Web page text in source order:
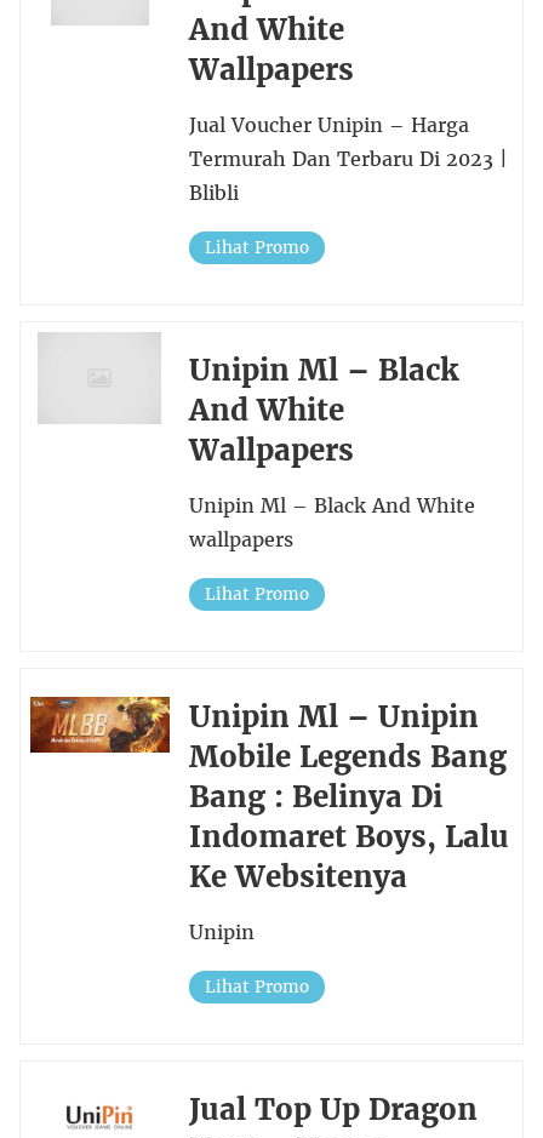
And White
Wallpapers
Jual Voucher Unipin – Harga
Termurah Dan Terbaru Di 2023 |
Blibli
Lihat Promo
Unipin Ml – Black
And White
Wallpapers
Unipin Ml – Black And White
wallpapers
Lihat Promo
Unipin Ml – Unipin
Mobile Legends Bang
Bang : Belinya Di
Indomaret Boys, Lalu
Ke Websitenya
Unipin
Lihat Promo
Jual Top Up Dragon